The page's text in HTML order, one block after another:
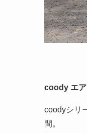
coody エ
coodyシリ
間。